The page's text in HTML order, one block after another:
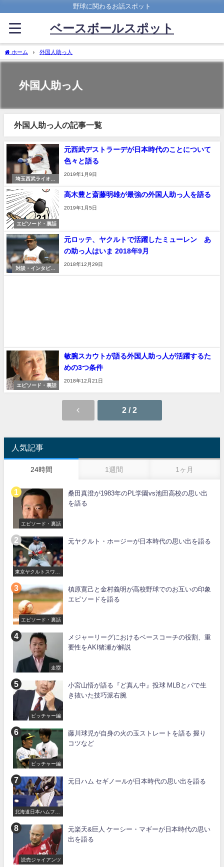
野球に関わるお話スポット
ベースボールスポット
ホーム 外国人助っ人
外国人助っ人
外国人助っ人の記事一覧
埼玉西武ライオン
ズ
元西武デストラーデが日本時代のことについて
色々と語る
2019年1月9日
エピソード・裏話
高木豊と斎藤明雄が最強の外国人助っ人を語る
2019年1月5日
対談・インタビュ
ー
元ロッテ、ヤクルトで活躍したミューレン あ
の助っ人はいま 2018年9月
2018年12月29日
エピソード・裏話
敏腕スカウトが語る外国人助っ人が活躍するた
めの3つ条件
2018年12月21日
2 / 2
人気記事
24時間 1週間 1ヶ月
エピソード・裏話
桑田真澄が1983年のPL学園vs池田高校の思い出
を語る
東京ヤクルトスワロ
元ヤクルト・ホージーが日本時代の思い出を語る
エピソード・裏話
槙原寛己と金村義明が高校野球でのお互いの印象
エピソードを語る
走塁
メジャーリーグにおけるベースコーチの役割、重
要性をAKI猪瀬が解説
ピッチャー編
小宮山悟が語る『ど真ん中』投球 MLBとパで生
き抜いた技巧派右腕
ピッチャー編
藤川球児が自身の火の玉ストレートを語る 握り
コツなど
北海道日本ハムファ
元日ハム セギノールが日本時代の思い出を語る
読売ジャイアンツ
元楽天&巨人 ケーシー・マギーが日本時代の思い
出を語る